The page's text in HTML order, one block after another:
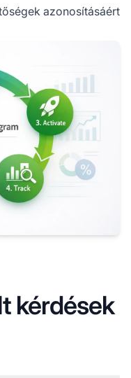
azonosításáért
kérdések